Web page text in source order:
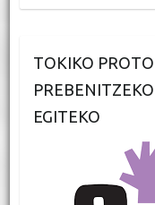
TOKIKO
EGITEKO